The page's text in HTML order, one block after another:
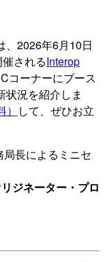
、2026年6月10日
されるInterop
コーナーにブース
状況を紹介しま
して、ぜひお立
長によるミニセ
ジネーター・プロ